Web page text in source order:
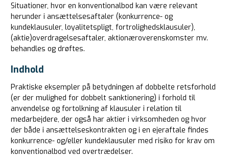
Situationer, hvor en konventionalbod kan være relevant
herunder i ansættelsesaftaler (konkurrence- og
kundeklausuler, loyalitetspligt, fortrolighedsklausuler),
(aktie)overdragelsesaftaler, aktionæroverenskomster mv.
behandles og drøftes.
Indhold
Praktiske eksempler på betydningen af dobbelte retsforhold
(er der mulighed for dobbelt sanktionering) i forhold til
anvendelse og fortolkning af klausuler i relation til
medarbejdere, der også har aktier i virksomheden og hvor
der både i ansættelseskontrakten og i en ejeraftale findes
konkurrence- og/eller kundeklausuler med risiko for krav om
konventionalbod ved overtrædelser.